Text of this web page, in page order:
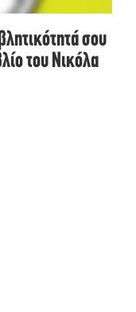
σου
του Νικόλα